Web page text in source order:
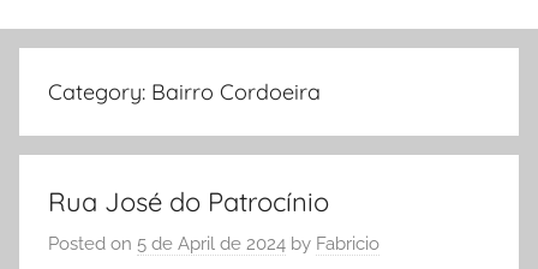
Category: Bairro Cordoeira
Rua José do Patrocínio
Posted on 5 de April de 2024 by Fabricio